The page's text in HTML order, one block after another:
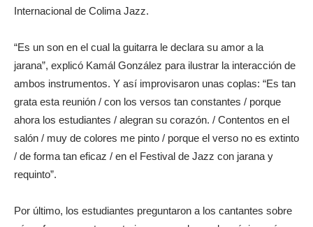
Internacional de Colima Jazz.
“Es un son en el cual la guitarra le declara su amor a la
jarana”, explicó Kamál González para ilustrar la interacción de
ambos instrumentos. Y así improvisaron unas coplas: “Es tan
grata esta reunión / con los versos tan constantes / porque
ahora los estudiantes / alegran su corazón. / Contentos en el
salón / muy de colores me pinto / porque el verso no es extinto
/ de forma tan eficaz / en el Festival de Jazz con jarana y
requinto”.
Por último, los estudiantes preguntaron a los cantantes sobre